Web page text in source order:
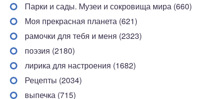
Парки и сады. Музеи и сокровища мира (660)
Моя прекрасная планета (621)
рамочки для тебя и меня (2323)
поэзия (2180)
лирика для настроения (1682)
Рецепты (2034)
выпечка (715)